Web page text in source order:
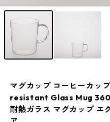
マグカップ コーヒーカッ
resistant Glass Mug
耐熱ガラス マグカップ エ